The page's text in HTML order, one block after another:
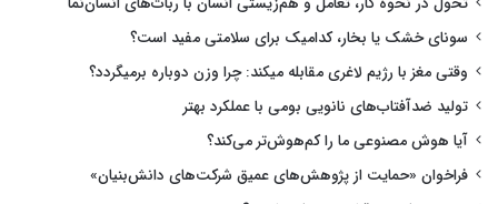
سونای خشک یا بخار، کدامیک برای سلامتی مفید است؟
وقتی مغز با رژیم لاغری مقابله میکند: چرا وزن دوباره برمیگردد؟
تولید ضدآفتاب‌های نانویی بومی با عملکرد بهتر
آیا هوش مصنوعی ما را کم‌هوش‌تر می‌کند؟
فراخوان «حمایت از پژوهش‌های عمیق شرکت‌های دانش‌بنیان»